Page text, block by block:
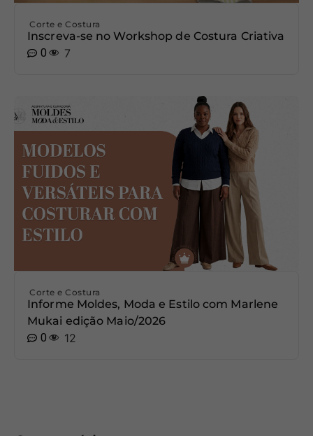
Corte e Costura
Inscreva-se no Workshop de Costura Criativa
0
7
Corte e Costura
Informe Moldes, Moda e Estilo com Marlene
Mukai edição Maio/2026
0
12